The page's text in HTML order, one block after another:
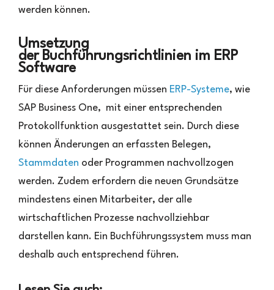
werden können.
Umsetzung
der Buchführungsrichtlinien im ERP
Software
Für diese Anforderungen müssen ERP-Systeme, wie
SAP Business One, mit einer entsprechenden
Protokollfunktion ausgestattet sein. Durch diese
können Änderungen an erfassten Belegen,
Stammdaten oder Programmen nachvollzogen
werden. Zudem erfordern die neuen Grundsätze
mindestens einen Mitarbeiter, der alle
wirtschaftlichen Prozesse nachvollziehbar
darstellen kann. Ein Buchführungssystem muss man
deshalb auch entsprechend führen.